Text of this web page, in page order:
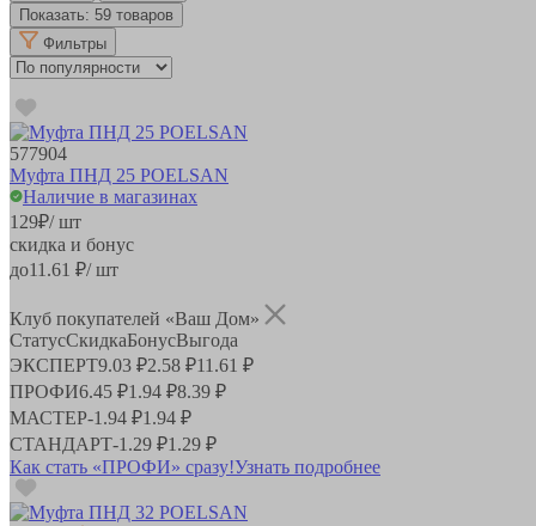
Показать: 59 товаров
Фильтры
577904
Муфта ПНД 25 POELSAN
Наличие в магазинах
129₽/ шт
скидка и бонус
до11.61 ₽/ шт
Клуб покупателей «Ваш Дом»
СтатусСкидкаБонусВыгода
ЭКСПЕРТ9.03 ₽2.58 ₽11.61 ₽
ПРОФИ6.45 ₽1.94 ₽8.39 ₽
МАСТЕР-1.94 ₽1.94 ₽
СТАНДАРТ-1.29 ₽1.29 ₽
Как стать «ПРОФИ» сразу!Узнать подробнее